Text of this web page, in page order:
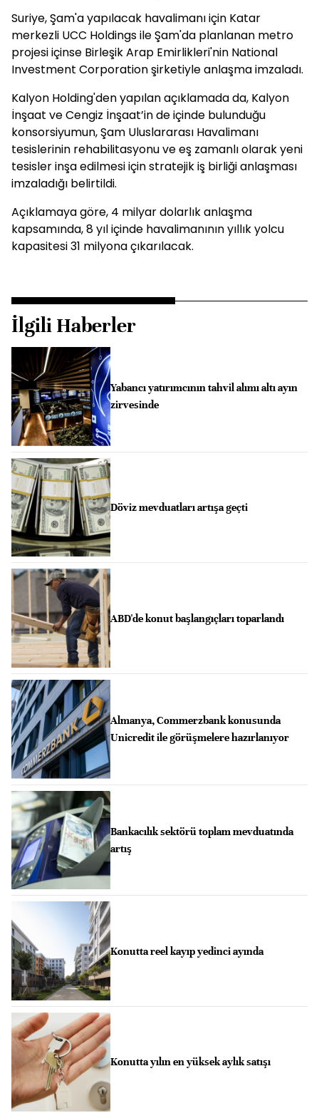
Suriye, Şam'a yapılacak havalimanı için Katar
merkezli UCC Holdings ile Şam'da planlanan metro
projesi içinse Birleşik Arap Emirlikleri'nin National
Investment Corporation şirketiyle anlaşma imzaladı.
Kalyon Holding'den yapılan açıklamada da, Kalyon
İnşaat ve Cengiz İnşaat’in de içinde bulunduğu
konsorsiyumun, Şam Uluslararası Havalimanı
tesislerinin rehabilitasyonu ve eş zamanlı olarak yeni
tesisler inşa edilmesi için stratejik iş birliği anlaşması
imzaladığı belirtildi.
Açıklamaya göre, 4 milyar dolarlık anlaşma
kapsamında, 8 yıl içinde havalimanının yıllık yolcu
kapasitesi 31 milyona çıkarılacak.
İlgili Haberler
Yabancı yatırımcının tahvil alımı altı ayın
zirvesinde
Döviz mevduatları artışa geçti
ABD'de konut başlangıçları toparlandı
Almanya, Commerzbank konusunda
Unicredit ile görüşmelere hazırlanıyor
Bankacılık sektörü toplam mevduatında
artış
Konutta reel kayıp yedinci ayında
Konutta yılın en yüksek aylık satışı